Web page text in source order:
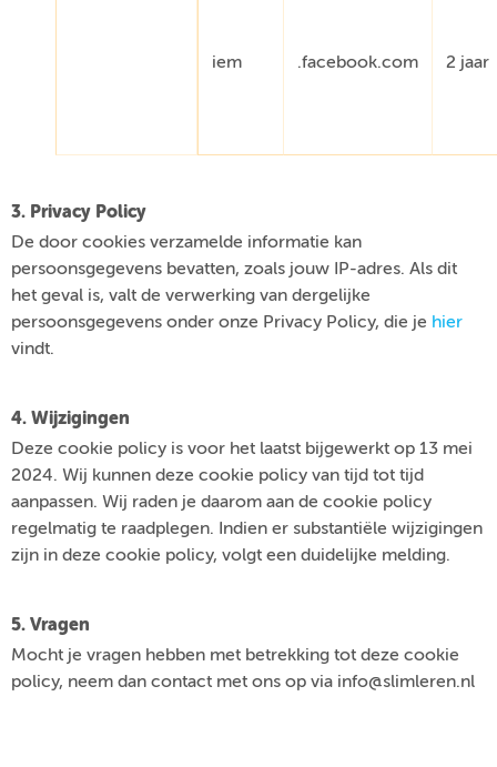
iem .facebook.com 2 jaar
3. Privacy Policy
De door cookies verzamelde informatie kan
persoonsgegevens bevatten, zoals jouw IP-adres. Als dit
het geval is, valt de verwerking van dergelijke
persoonsgegevens onder onze Privacy Policy, die je hier
vindt.
4. Wijzigingen
Deze cookie policy is voor het laatst bijgewerkt op 13 mei
2024. Wij kunnen deze cookie policy van tijd tot tijd
aanpassen. Wij raden je daarom aan de cookie policy
regelmatig te raadplegen. Indien er substantiële wijzigingen
zijn in deze cookie policy, volgt een duidelijke melding.
5. Vragen
Mocht je vragen hebben met betrekking tot deze cookie
policy, neem dan contact met ons op via info@slimleren.nl